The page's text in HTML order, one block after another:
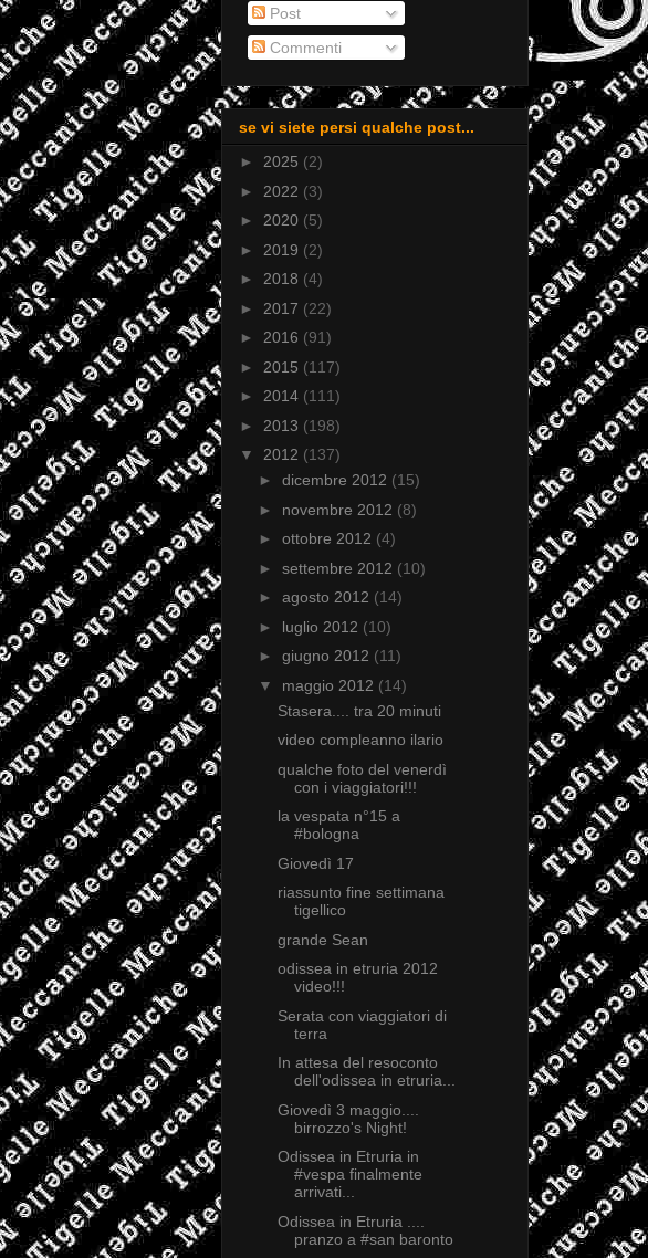
Post
Commenti
se vi siete persi qualche post...
► 2025 (2)
► 2022 (3)
► 2020 (5)
► 2019 (2)
► 2018 (4)
► 2017 (22)
► 2016 (91)
► 2015 (117)
► 2014 (111)
► 2013 (198)
▼ 2012 (137)
► dicembre 2012 (15)
► novembre 2012 (8)
► ottobre 2012 (4)
► settembre 2012 (10)
► agosto 2012 (14)
► luglio 2012 (10)
► giugno 2012 (11)
▼ maggio 2012 (14)
Stasera.... tra 20 minuti
video compleanno ilario
qualche foto del venerdì
con i viaggiatori!!!
la vespata n°15 a
#bologna
Giovedì 17
riassunto fine settimana
tigellico
grande Sean
odissea in etruria 2012
video!!!
Serata con viaggiatori di
terra
In attesa del resoconto
dell'odissea in etruria...
Giovedì 3 maggio....
birrozzo's Night!
Odissea in Etruria in
#vespa finalmente
arrivati...
Odissea in Etruria ....
pranzo a #san baronto